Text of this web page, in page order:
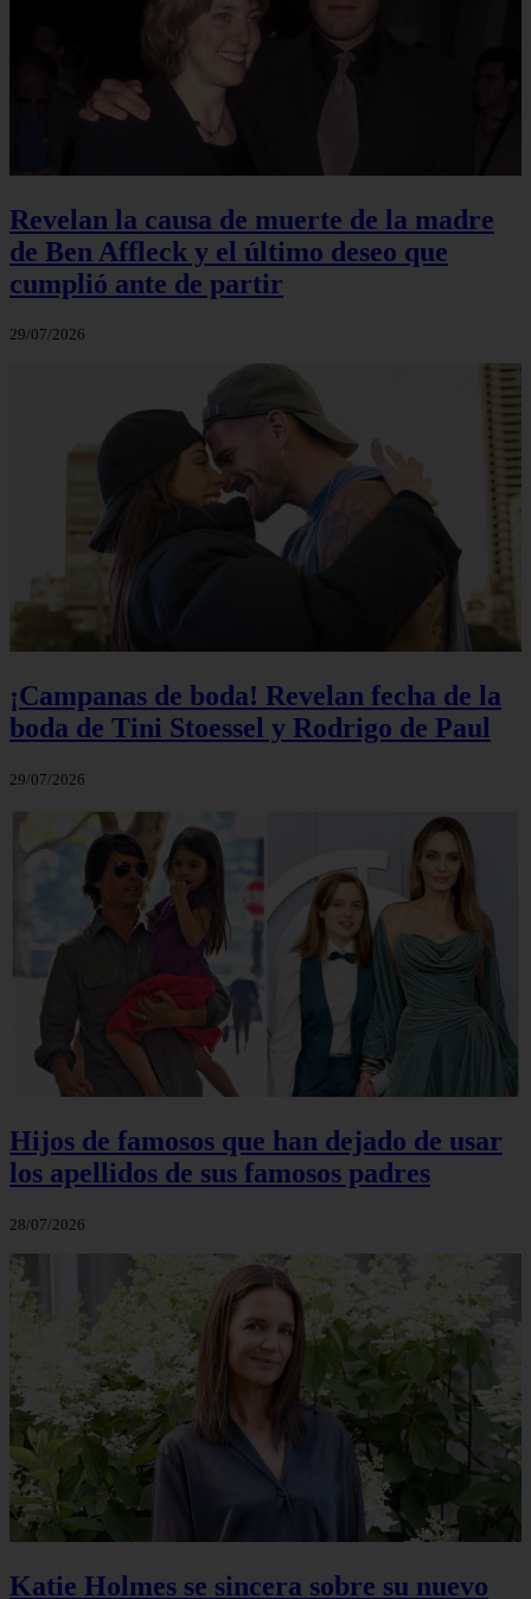
Revelan la causa de muerte de la madre
de Ben Affleck y el último deseo que
cumplió ante de partir
29/07/2026
¡Campanas de boda! Revelan fecha de la
boda de Tini Stoessel y Rodrigo de Paul
29/07/2026
Hijos de famosos que han dejado de usar
los apellidos de sus famosos padres
28/07/2026
Katie Holmes se sincera sobre su nuevo